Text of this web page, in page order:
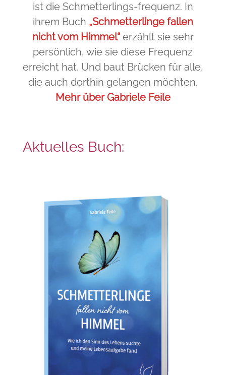
ist die Schmetterlings-frequenz. In
ihrem Buch „Schmetterlinge fallen
nicht vom Himmel“ erzählt sie sehr
persönlich, wie sie diese Frequenz
erreicht hat. Und baut Brücken für alle,
die auch dorthin gelangen möchten.
Mehr über Gabriele Feile
Aktuelles Buch: